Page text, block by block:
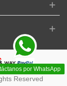
por WhatsApp
Reserved